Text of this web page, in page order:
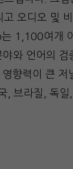
고 오디오 및
1,100여개
와 언어의 검
향력이 큰 저
, 브라질, 독